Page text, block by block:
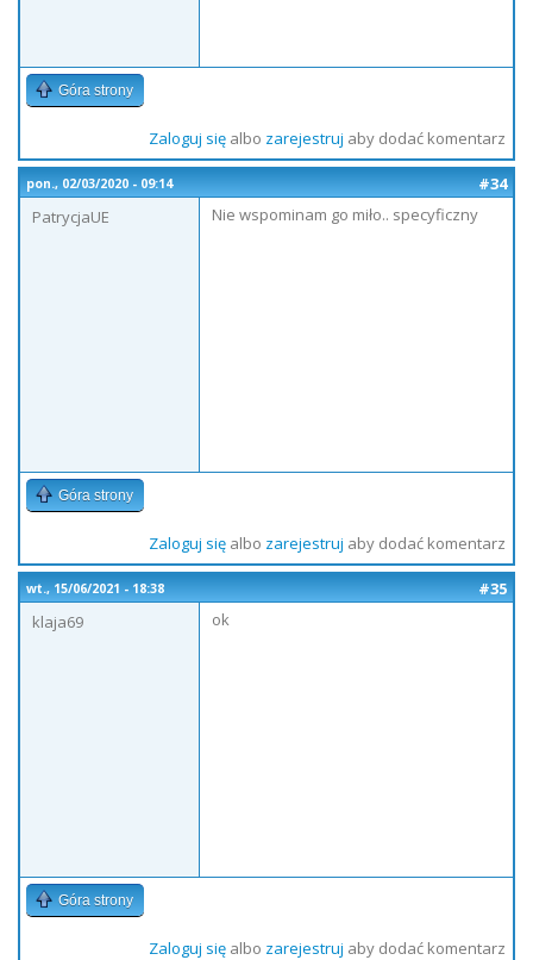
Góra strony
Zaloguj sięalbo zarejestruj aby dodać komentarz
pon., 02/03/2020 - 09:14
#34
PatrycjaUE
Nie wspominam go miło.. specyficzny
Góra strony
Zaloguj sięalbo zarejestruj aby dodać komentarz
wt., 15/06/2021 - 18:38
#35
klaja69
ok
Góra strony
Zaloguj sięalbo zarejestruj aby dodać komentarz